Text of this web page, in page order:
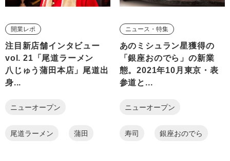
開業レポ
注目新店舗インタビュー
vol. 21「尾道ラーメン
八じゅう蒲田本店」尾道出
身...
ニューオープン
尾道ラーメン 蒲田
ニュース・特集
あのミシュラン星獲得の
「銀座おのでら」の新業
態。2021年10月東京・表
参道と...
ニューオープン
寿司 銀座おのでら